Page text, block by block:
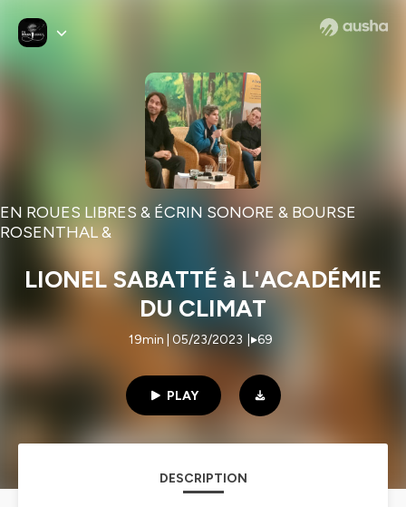
EN ROUES LIBRES & ÉCRIN SONORE & BOURSE
ROSENTHAL &
LIONEL SABATTÉ à L'ACADÉMIE
DU CLIMAT
19min | 05/23/2023 69
PLAY
DESCRIPTION